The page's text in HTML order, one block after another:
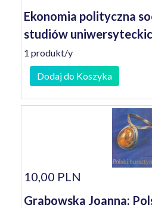
Ekonomia polityczna
studiów
1 produkt/y
Dodaj do Koszyka
10,00 PLN
Grabowska Joanna: